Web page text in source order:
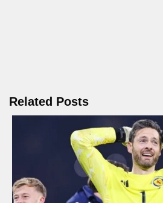
Related Posts